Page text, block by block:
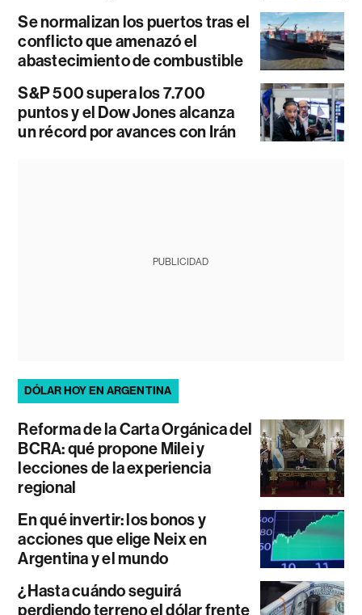
Se normalizan los puertos tras el
conflicto que amenazó el
abastecimiento de combustible
S&P 500 supera los 7.700
puntos y el Dow Jones alcanza
un récord por avances con Irán
PUBLICIDAD
DÓLAR HOY EN ARGENTINA
Reforma de la Carta Orgánica del
BCRA: qué propone Milei y
lecciones de la experiencia
regional
En qué invertir: los bonos y
acciones que elige Neix en
Argentina y el mundo
¿Hasta cuándo seguirá
perdiendo terreno el dólar frente